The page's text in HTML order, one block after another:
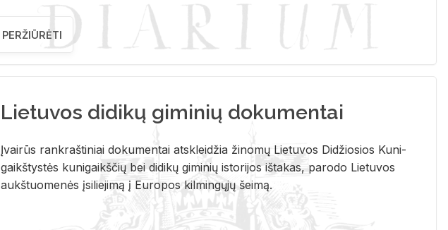
PERŽIŪRĖTI
Lietuvos didikų giminių dokumentai
Įvai­rūs rank­raš­ti­niai do­ku­men­tai at­sklei­džia ži­no­mų Lie­tu­vos Di­džio­sios Ku­ni­
gaikš­tys­tės ku­ni­gaikš­čių bei di­di­kų gi­mi­nių is­to­ri­jos iš­ta­kas, pa­ro­do Lie­tu­vos
aukš­tuo­me­nės įsi­lie­ji­mą į Eu­ro­pos kil­min­gų­jų šei­mą.